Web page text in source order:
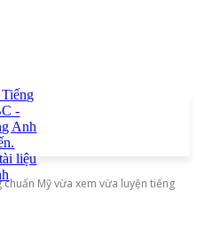
Mỹ vừa xem vừa luyện tiếng